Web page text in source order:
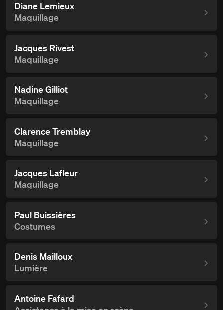
Diane Lemieux
Maquillage
Jacques Rivest
Maquillage
Nadine Gilliot
Maquillage
Clarence Tremblay
Maquillage
Jacques Lafleur
Maquillage
Paul Buissières
Costumes
Denis Mailloux
Lumière
Antoine Fafard